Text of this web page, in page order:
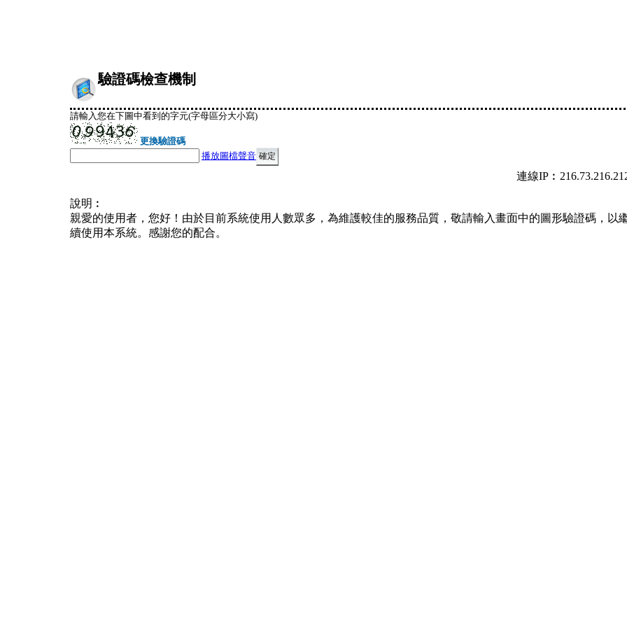
驗證碼檢查機制
請輸入您在下圖中看到的字元(字母區分大小寫)
更換驗證碼
播放圖檔聲音
連線
說明︰
親愛的使用者，您好！由於目前系統使用人數眾多，為維護較佳的服務品質，敬請輸入畫面中的圖形驗證碼，以
續使用本系統。感謝您的配合。